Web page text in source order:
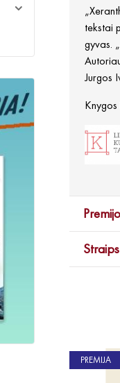
tekstai
gyvas.
Jurgos
PREMIJA